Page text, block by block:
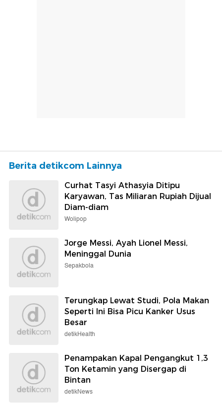
Berita detikcom Lainnya
Curhat Tasyi Athasyia Ditipu
Karyawan, Tas Miliaran Rupiah Dijual
Diam-diam
Wolipop
Jorge Messi, Ayah Lionel Messi,
Meninggal Dunia
Sepakbola
Terungkap Lewat Studi, Pola Makan
Seperti Ini Bisa Picu Kanker Usus
Besar
detikHealth
Penampakan Kapal Pengangkut 1,3
Ton Ketamin yang Disergap di
Bintan
detikNews